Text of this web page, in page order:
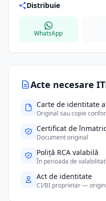
Acte necesare
Carte de identitate
Original sau copie
Certificat de
Document original
Poliță RCA valabilă
În perioada de
Act de identitate
CI/BI proprietar —
Distribuie
WhatsApp